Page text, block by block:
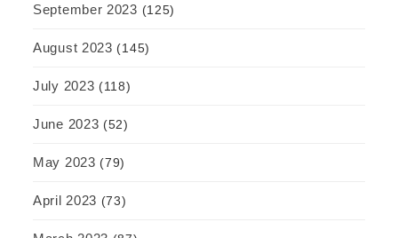
September 2023 (125)
August 2023 (145)
July 2023 (118)
June 2023 (52)
May 2023 (79)
April 2023 (73)